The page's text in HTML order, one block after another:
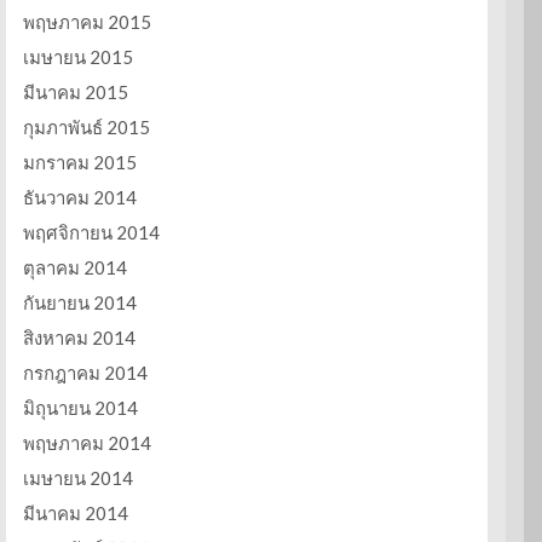
พฤษภาคม 2015
เมษายน 2015
มีนาคม 2015
กุมภาพันธ์ 2015
มกราคม 2015
ธันวาคม 2014
พฤศจิกายน 2014
ตุลาคม 2014
กันยายน 2014
สิงหาคม 2014
กรกฎาคม 2014
มิถุนายน 2014
พฤษภาคม 2014
เมษายน 2014
มีนาคม 2014